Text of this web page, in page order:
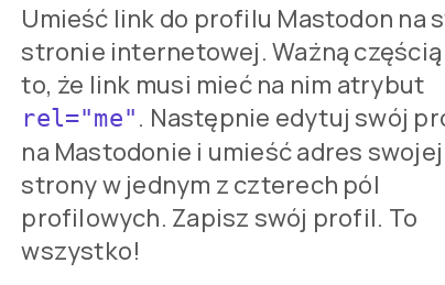
Umieść link do profilu Mastodon na
stronie internetowej. Ważną
to, że link musi mieć na nim atrybut
rel="me" . Następnie edytuj swój
na Mastodonie i umieść adres swojej
strony w jednym z czterech pól
profilowych. Zapisz swój profil. To
wszystko!